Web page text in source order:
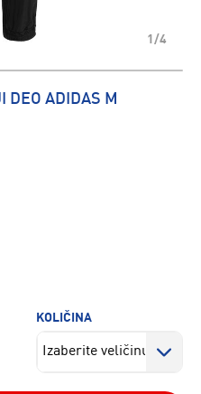
1/4
DEO ADIDAS M
KOLIČINA